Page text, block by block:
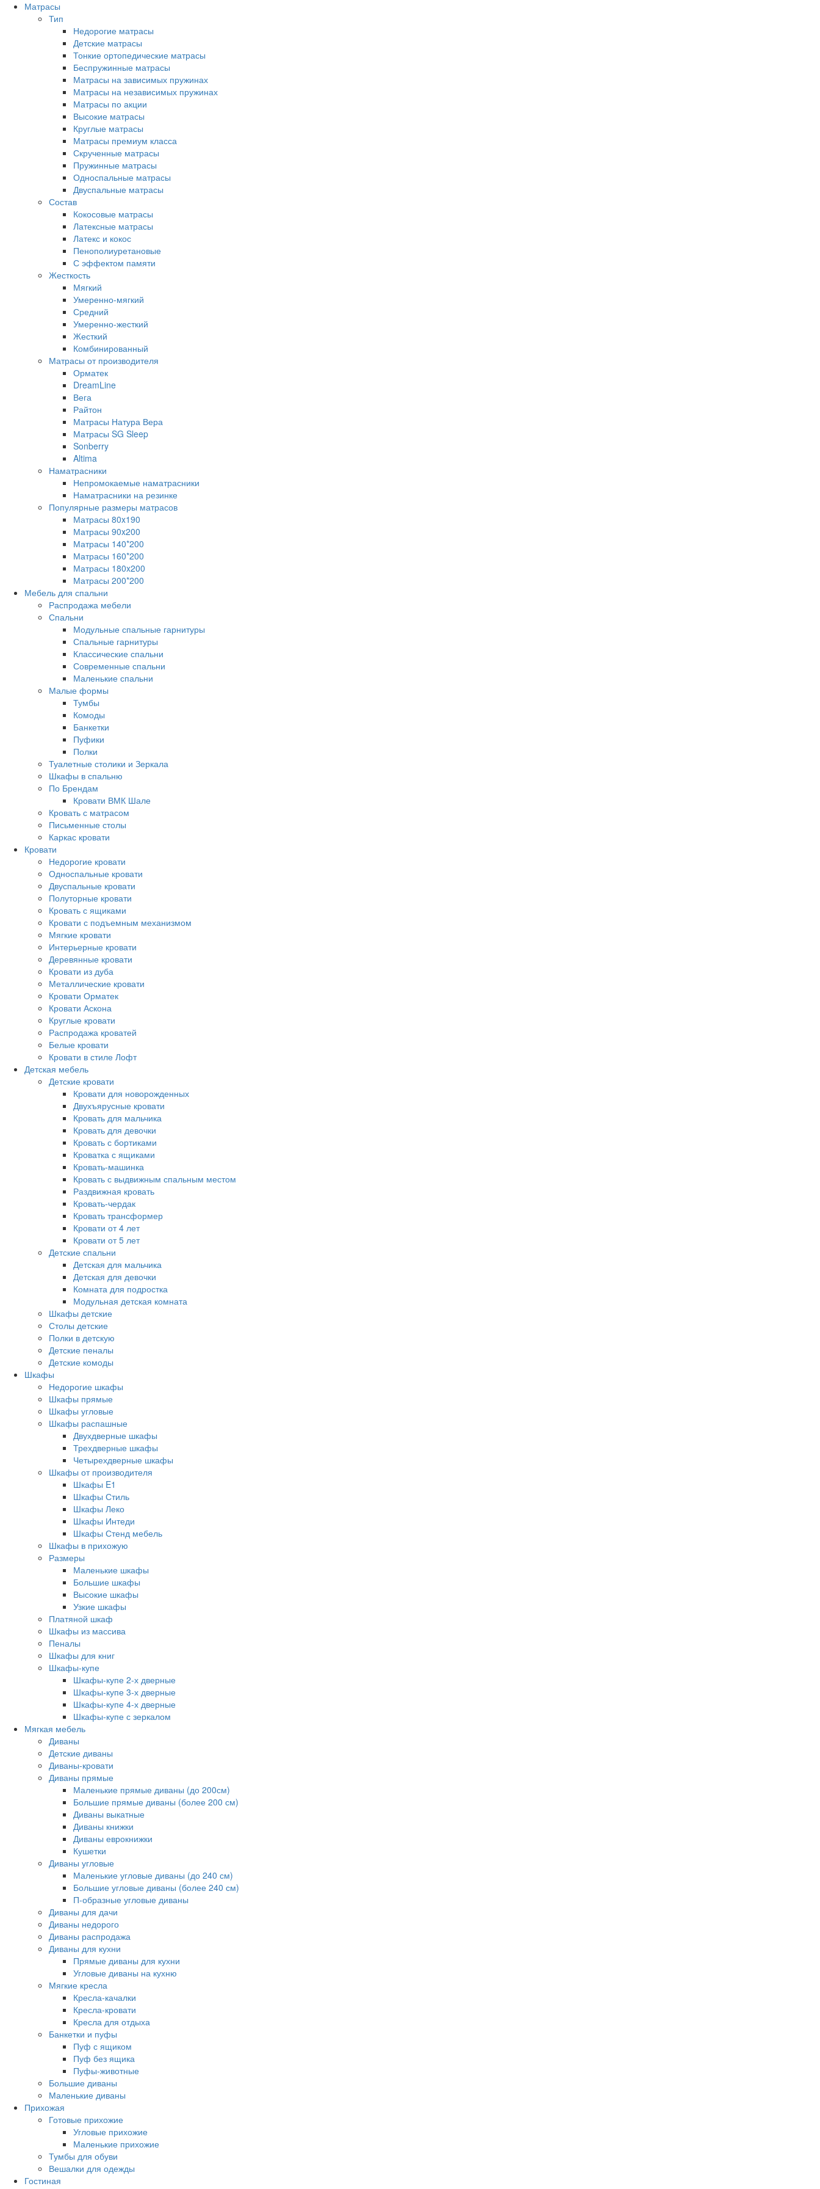
Матрасы
Тип
Недорогие матрасы
Детские матрасы
Тонкие ортопедические матрасы
Беспружинные матрасы
Матрасы на зависимых пружинах
Матрасы на независимых пружинах
Матрасы по акции
Высокие матрасы
Круглые матрасы
Матрасы премиум класса
Скрученные матрасы
Пружинные матрасы
Односпальные матрасы
Двуспальные матрасы
Состав
Кокосовые матрасы
Латексные матрасы
Латекс и кокос
Пенополиуретановые
С эффектом памяти
Жесткость
Мягкий
Умеренно-мягкий
Средний
Умеренно-жесткий
Жесткий
Комбинированный
Матрасы от производителя
Орматек
DreamLine
Вега
Райтон
Матрасы Натура Вера
Матрасы SG Sleep
Sonberry
Altima
Наматрасники
Непромокаемые наматрасники
Наматрасники на резинке
Популярные размеры матрасов
Матрасы 80x190
Матрасы 90x200
Матрасы 140*200
Матрасы 160*200
Матрасы 180x200
Матрасы 200*200
Мебель для спальни
Распродажа мебели
Спальни
Модульные спальные гарнитуры
Спальные гарнитуры
Классические спальни
Современные спальни
Маленькие спальни
Малые формы
Тумбы
Комоды
Банкетки
Пуфики
Полки
Туалетные столики и Зеркала
Шкафы в спальню
По Брендам
Кровати ВМК Шале
Кровать с матрасом
Письменные столы
Каркас кровати
Кровати
Недорогие кровати
Односпальные кровати
Двуспальные кровати
Полуторные кровати
Кровать с ящиками
Кровати с подъемным механизмом
Мягкие кровати
Интерьерные кровати
Деревянные кровати
Кровати из дуба
Металлические кровати
Кровати Орматек
Кровати Аскона
Круглые кровати
Распродажа кроватей
Белые кровати
Кровати в стиле Лофт
Детская мебель
Детские кровати
Кровати для новорожденных
Двухъярусные кровати
Кровать для мальчика
Кровать для девочки
Кровать с бортиками
Кроватка с ящиками
Кровать-машинка
Кровать с выдвижным спальным местом
Раздвижная кровать
Кровать-чердак
Кровать трансформер
Кровати от 4 лет
Кровати от 5 лет
Детские спальни
Детская для мальчика
Детская для девочки
Комната для подростка
Модульная детская комната
Шкафы детские
Столы детские
Полки в детскую
Детские пеналы
Детские комоды
Шкафы
Недорогие шкафы
Шкафы прямые
Шкафы угловые
Шкафы распашные
Двухдверные шкафы
Трехдверные шкафы
Четырехдверные шкафы
Шкафы от производителя
Шкафы E1
Шкафы Стиль
Шкафы Леко
Шкафы Интеди
Шкафы Стенд мебель
Шкафы в прихожую
Размеры
Маленькие шкафы
Большие шкафы
Высокие шкафы
Узкие шкафы
Платяной шкаф
Шкафы из массива
Пеналы
Шкафы для книг
Шкафы-купе
Шкафы-купе 2-х дверные
Шкафы-купе 3-х дверные
Шкафы-купе 4-х дверные
Шкафы-купе с зеркалом
Мягкая мебель
Диваны
Детские диваны
Диваны-кровати
Диваны прямые
Маленькие прямые диваны (до 200см)
Большие прямые диваны (более 200 см)
Диваны выкатные
Диваны книжки
Диваны еврокнижки
Кушетки
Диваны угловые
Маленькие угловые диваны (до 240 см)
Большие угловые диваны (более 240 см)
П-образные угловые диваны
Диваны для дачи
Диваны недорого
Диваны распродажа
Диваны для кухни
Прямые диваны для кухни
Угловые диваны на кухню
Мягкие кресла
Кресла-качалки
Кресла-кровати
Кресла для отдыха
Банкетки и пуфы
Пуф с ящиком
Пуф без ящика
Пуфы-животные
Большие диваны
Маленькие диваны
Прихожая
Готовые прихожие
Угловые прихожие
Маленькие прихожие
Тумбы для обуви
Вешалки для одежды
Гостиная